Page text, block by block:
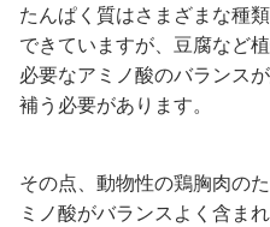
たんぱく質はさまざまな種
できていますが、豆腐など
必要なアミノ酸のバランス
補う必要があります。
その点、動物性の鶏胸肉の
ミノ酸がバランスよく含ま